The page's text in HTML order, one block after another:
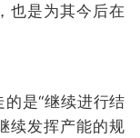
也是为其今后在
是“继续进行结
续发挥产能的规